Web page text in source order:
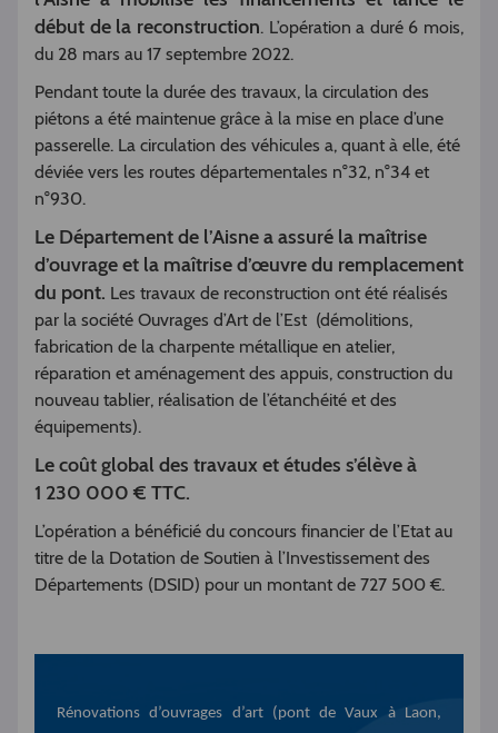
début de la reconstruction. L’opération a duré 6 mois,
du 28 mars au 17 septembre 2022.
Pendant toute la durée des travaux, la circulation des
piétons a été maintenue grâce à la mise en place d’une
passerelle. La circulation des véhicules a, quant à elle, été
déviée vers les routes départementales n°32, n°34 et
n°930.
Le Département de l’Aisne a assuré la maîtrise
d’ouvrage et la maîtrise d’œuvre du remplacement
du pont. Les travaux de reconstruction ont été réalisés
par la société Ouvrages d’Art de l’Est (démolitions,
fabrication de la charpente métallique en atelier,
réparation et aménagement des appuis, construction du
nouveau tablier, réalisation de l’étanchéité et des
équipements).
Le coût global des travaux et études s’élève à
1 230 000 € TTC.
L’opération a bénéficié du concours financier de l’Etat au
titre de la Dotation de Soutien à l’Investissement des
Départements (DSID) pour un montant de 727 500 €.
Rénovations d’ouvrages d’art (pont de Vaux à Laon,